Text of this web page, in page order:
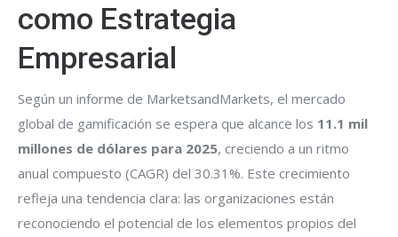
como Estrategia
Empresarial
Según un informe de MarketsandMarkets, el mercado
global de gamificación se espera que alcance los 11.1 mil
millones de dólares para 2025, creciendo a un ritmo
anual compuesto (CAGR) del 30.31%. Este crecimiento
refleja una tendencia clara: las organizaciones están
reconociendo el potencial de los elementos propios del